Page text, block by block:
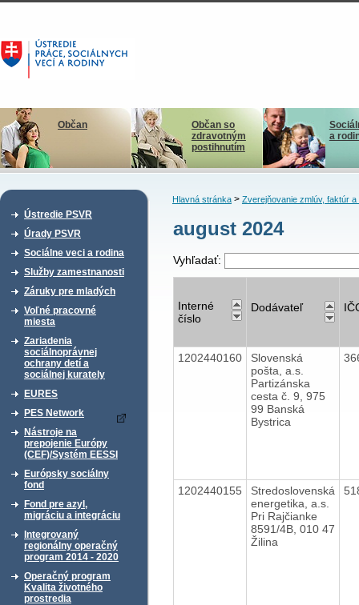
Občan
Občan so
zdravotným
postihnutím
a
Ústredie PSVR
Úrady PSVR
Sociálne veci a rodina
Služby zamestnanosti
Záruky pre mladých
Voľné pracovné
miesta
Zariadenia
sociálnoprávnej
ochrany detí a
sociálnej kurately
EURES
PES Network
Nástroje na
prepojenie Európy
(CEF)/Systém EESSI
Európsky sociálny
fond
Fond pre azyl,
migráciu a integráciu
Integrovaný
regionálny operačný
program 2014 - 2020
Operačný program
Kvalita životného
prostredia
Hlavná stránka> Zverejňovanie zmlúv, faktúr a
august 2024
Vyhľadať:
Interné
číslo
Dodávateľ
1202440160
Slovenská
pošta, a.s.
Partizánska
cesta č. 9, 975
99 Banská
Bystrica
1202440155
Stredoslovenská
energetika, a.s.
Pri Rajčianke
8591/4B, 010 47
Žilina